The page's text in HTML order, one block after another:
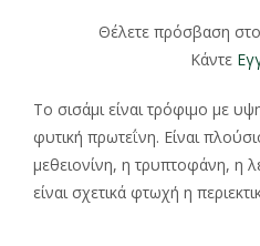
Θέλετε πρόσβαση
Κάντε
Το σισάμι είναι τρόφιμο με
φυτική πρωτεΐνη. Είναι
μεθειονίνη, η τρυπτοφάνη, η
είναι σχετικά φτωχή η